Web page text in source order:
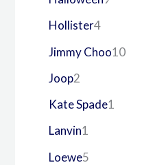
Hollister4
Jimmy Choo10
Joop2
Kate Spade1
Lanvin1
Loewe5